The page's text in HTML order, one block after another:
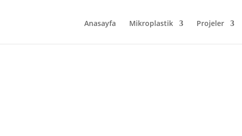
Anasayfa Mikroplastik Projeler